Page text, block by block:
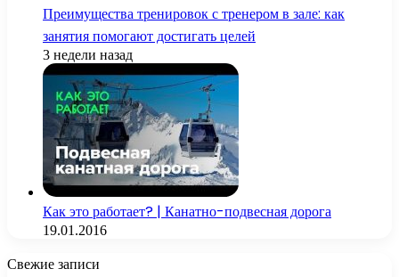
Преимущества тренировок с тренером в зале: как
занятия помогают достигать целей
3 недели назад
Как это работает? | Канатно-подвесная дорога
19.01.2016
Свежие записи